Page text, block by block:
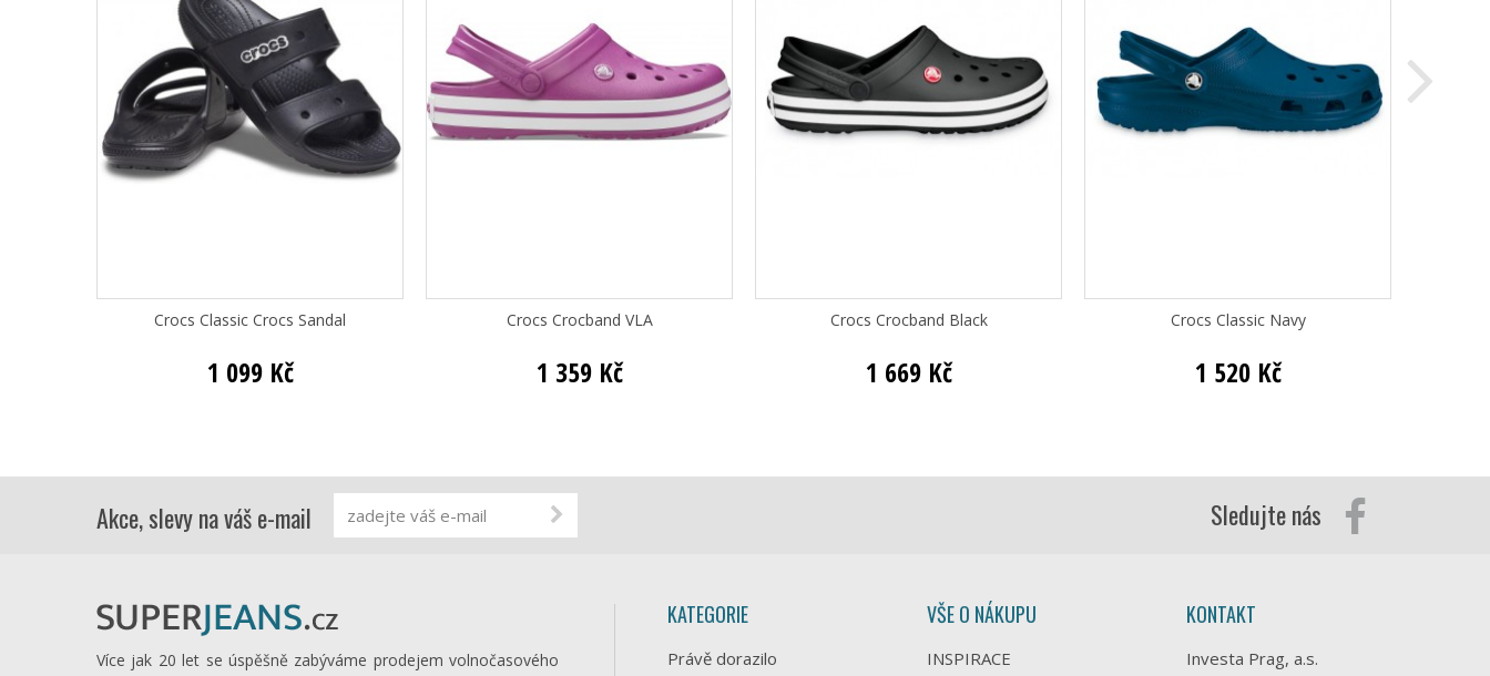
Crocs Classic Crocs Sandal
1 099 Kč
Crocs Crocband VLA
1 359 Kč
Crocs Crocband Black
1 669 Kč
Crocs Classic Navy
1 520 Kč
Akce, slevy na váš e-mail Sledujte nás
Více jak 20 let se úspěšně zabýváme prodejem volnočasového
KATEGORIE
Právě dorazilo
VŠE O NÁKUPU
INSPIRACE
KONTAKT
Investa Prag, a.s.